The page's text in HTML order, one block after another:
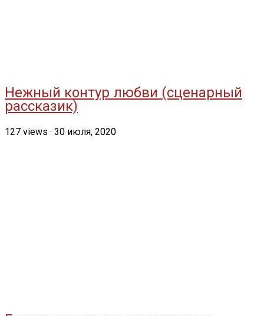
Нежный контур любви (сценарный
рассказик)
127 views · 30 июля, 2020